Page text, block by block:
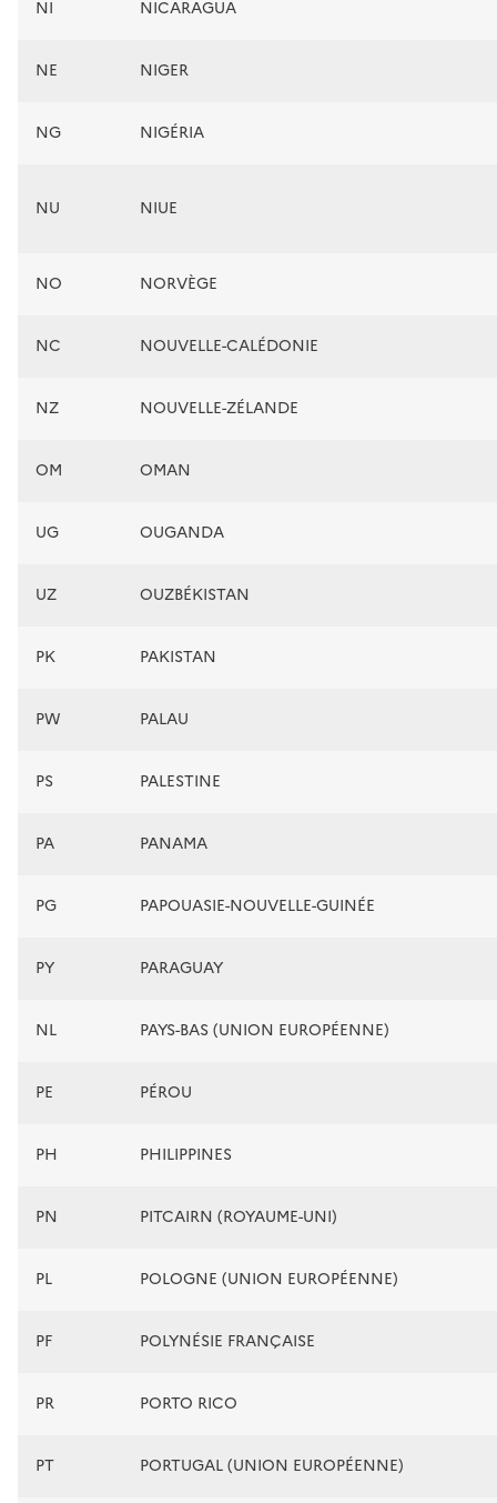
NI NICARAGUA
NE NIGER
NG NIGÉRIA
NU NIUE
NO NORVÈGE
NC NOUVELLE-CALÉDONIE
NZ NOUVELLE-ZÉLANDE
OM OMAN
UG OUGANDA
UZ OUZBÉKISTAN
PK PAKISTAN
PW PALAU
PS PALESTINE
PA PANAMA
PG PAPOUASIE-NOUVELLE-GUINÉE
PY PARAGUAY
NL PAYS-BAS (UNION EUROPÉENNE)
PE PÉROU
PH PHILIPPINES
PN PITCAIRN (ROYAUME-UNI)
PL POLOGNE (UNION EUROPÉENNE)
PF POLYNÉSIE FRANÇAISE
PR PORTO RICO
PT PORTUGAL (UNION EUROPÉENNE)